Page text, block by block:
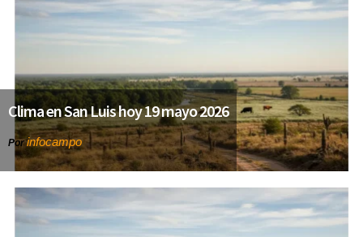
Clima en San Luis hoy 19 mayo 2026
Porinfocampo